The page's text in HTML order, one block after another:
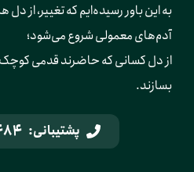
به این باور رسیده‌ایم که
آدم‌های معمولی شروع می‌شود؛
از دل کسانی که حاضرند قدمی کوچک
بسازند.
پشتیبانی: